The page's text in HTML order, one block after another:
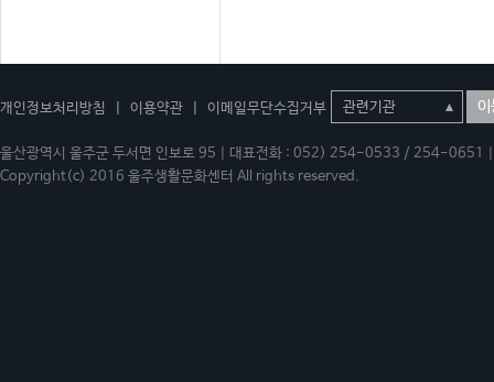
개인정보처리방침 이용약관 이메일무단수집거부 이
울산광역시 울주군 두서면 인보로 95 | 대표전화 : 052) 254-0533 / 254-
Copyright(c) 2016 울주생활문화센터 All rights reserved.